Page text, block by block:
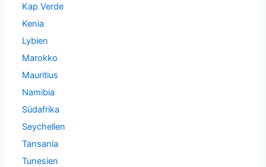
Kap Verde
Kenia
Lybien
Marokko
Mauritius
Namibia
Südafrika
Seychellen
Tansania
Tunesien